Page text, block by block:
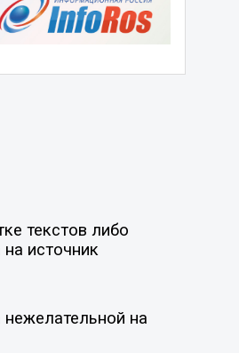
текстов либо
источник
на